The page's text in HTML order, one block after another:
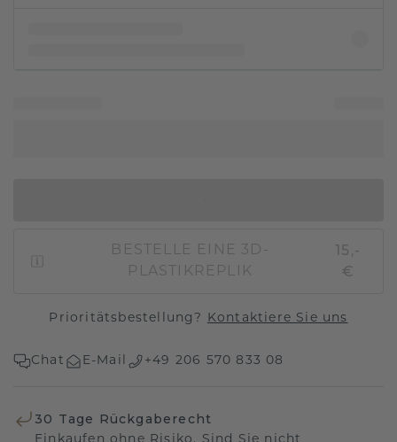
BESTELLE EINE 3D-
PLASTIKREPLIK
15,-
€
Prioritätsbestellung? Kontaktiere Sie uns
Chat E-Mail +49 206 570 833 08
30 Tage Rückgaberecht